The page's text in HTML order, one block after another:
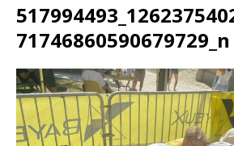
71746860590679729_n